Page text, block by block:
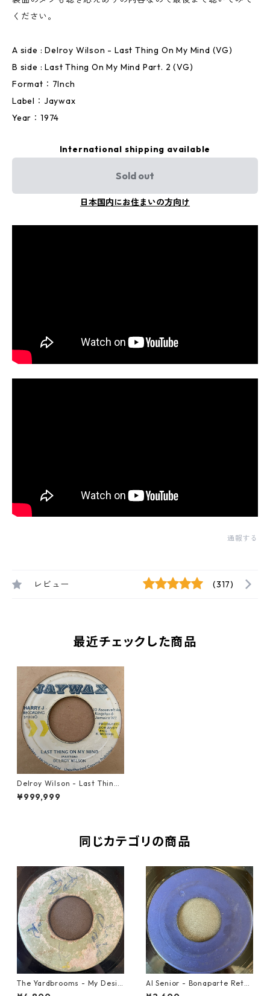
ください。
A side : Delroy Wilson - Last Thing On My Mind (VG)
B side : Last Thing On My Mind Part. 2 (VG)
Format：7Inch
Label：Jaywax
Year：1974
International shipping available
Sold out
日本国内にお住まいの方向け
通報する
レビュー (317)
最近チェックした商品
Delroy Wilson - Last Thing
On My Mind【7-21325】
¥999,999
同じカテゴリの商品
The Yardbrooms - My Desir
e【7-21922】
Al Senior - Bonaparte Retre
at【7-21861】